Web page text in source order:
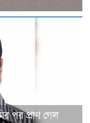
পর প্রাণ গেল